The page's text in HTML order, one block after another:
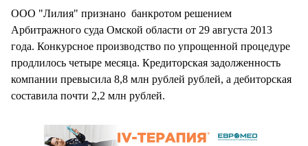
ООО "Лилия" признано банкротом решением
Арбитражного суда Омской области от 29 августа 2013
года. Конкурсное производство по упрощенной процедуре
продлилось четыре месяца. Кредиторская задолженность
компании превысила 8,8 млн рублей рублей, а дебиторская
составила почти 2,2 млн рублей.